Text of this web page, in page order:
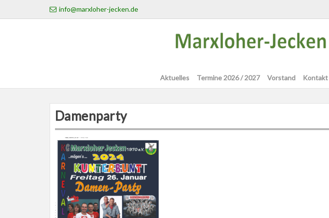
to
info@marxloher-jecken.de
Aktuelles Termine 2026 / 2027 Vorstand Kontakt
Damenparty